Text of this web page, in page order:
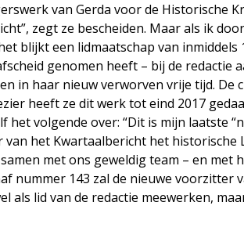
van Gerda voor de Historische
zegt ze bescheiden. Maar als ik
blijkt een lidmaatschap van inmiddels
genomen heeft – bij de redactie
in haar nieuw verworven vrije tijd. De
heeft ze dit werk tot eind 2017
het volgende over: “Dit is mijn laatste
van het Kwartaalbericht het historische
met ons geweldig team – en met
nummer 143 zal de nieuwe voorzitter
als lid van de redactie meewerken,